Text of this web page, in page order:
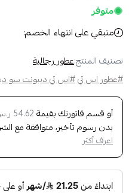
متوفر
متبقي على انتهاء الخصم:
تصنيف المنتج:عطور رجالية
#عطور اس تي#اس تي ديبونت سو
أو قسم فاتورتك بقيمة 54.62 ر.س
بدون رسوم تأخير، متوافقة مع
اعرف أكثر